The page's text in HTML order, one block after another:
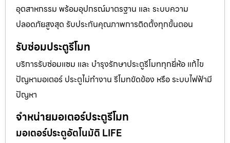
อุตสาหกรรม พร้อมอุปกรณ์มาตรฐาน และ ระบบความ
ปลอดภัยสูงสุด รับประกันคุณภาพการติดตั้งทุกขั้นตอน
รับซ่อมประตูรีโมท
บริการรับซ่อมแซม และ บำรุงรักษาประตูรีโมททุกยี่ห้อ แก้ไข
ปัญหามอเตอร์ ประตูไม่ทำงาน รีโมทขัดข้อง หรือ ระบบไฟฟ้ามี
ปัญหา
จำหน่ายมอเตอร์ประตูรีโมท
มอเตอร์ประตูอัตโนมัติ LIFE